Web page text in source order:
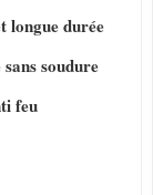
longue durée
soudure
feu